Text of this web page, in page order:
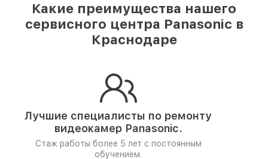
Какие преимущества нашего
сервисного центра Panasonic в
Краснодаре
Лучшие специалисты по ремонту
видеокамер Panasonic.
Стаж работы более 5 лет с постоянным
обучением.